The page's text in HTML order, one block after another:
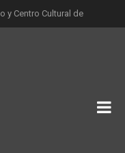
y Centro Cultural de